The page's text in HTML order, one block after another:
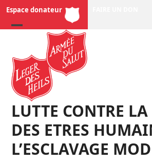
Skip
content
Espace donateur
LUTTE CONTRE
DES ETRES
L’ESCLAVAGE